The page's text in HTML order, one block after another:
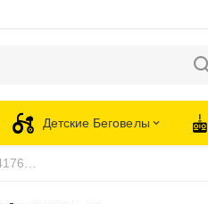
Детские Беговелы